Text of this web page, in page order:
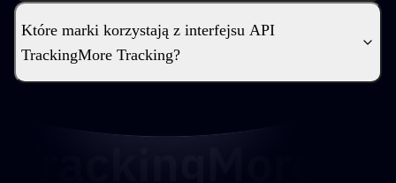
Które marki korzystają z interfejsu API
TrackingMore Tracking?